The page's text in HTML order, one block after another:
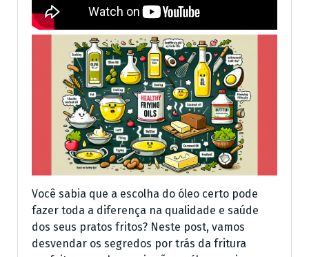
Você sabia que a escolha do óleo certo pode
fazer toda a diferença na qualidade e saúde
dos seus pratos fritos? Neste post, vamos
desvendar os segredos por trás da fritura